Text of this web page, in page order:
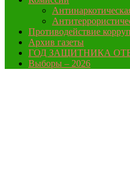
Противодействие
Архив газеты
ГОД ЗАЩИТНИКА
Выборы – 2026